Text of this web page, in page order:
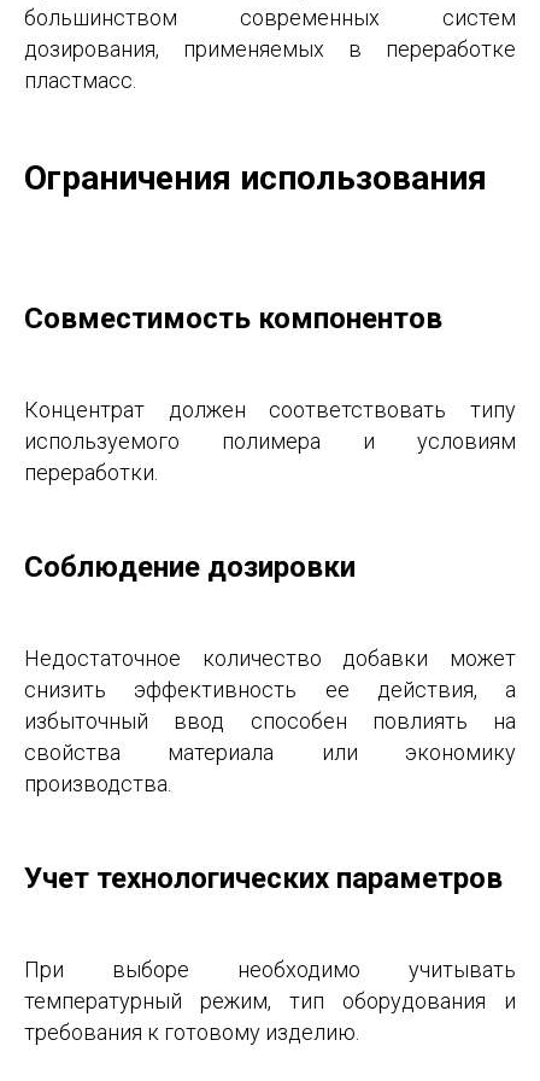
большинством современных систем
дозирования, применяемых в переработке
пластмасс.
Ограничения использования
Совместимость компонентов
Концентрат должен соответствовать типу
используемого полимера и условиям
переработки.
Соблюдение дозировки
Недостаточное количество добавки может
снизить эффективность ее действия, а
избыточный ввод способен повлиять на
свойства материала или экономику
производства.
Учет технологических параметров
При выборе необходимо учитывать
температурный режим, тип оборудования и
требования к готовому изделию.